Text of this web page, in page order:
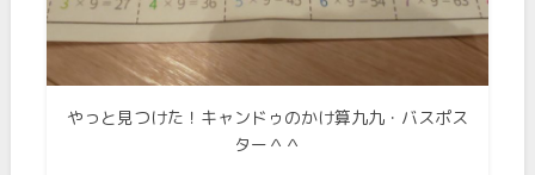
やっと見つけた！キャンドゥのかけ算九九・バスポス
ター＾＾